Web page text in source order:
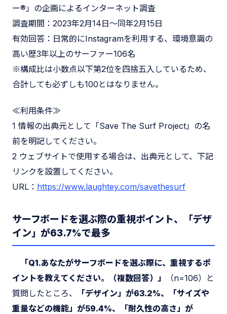
ー®︎」の企画によるインターネット調査
調査期間：2023年2月14日〜同年2月15日
有効回答：日常的にInstagramを利用する、環境意識の
高い歴3年以上のサーファー106名
※構成比は小数点以下第2位を四捨五入しているため、
合計しても必ずしも100とはなりません。
≪利用条件≫
1 情報の出典元として「Save The Surf Project」の名
前を明記してください。
2 ウェブサイトで使用する場合は、出典元として、下記
リンクを設置してください。
URL： https://www.laughtey.com/savethesurf
サーフボードを選ぶ際の重視ポイント、「デザ
イン」が63.7%で最多
「Q1.あなたがサーフボードを選ぶ際に、重視するポ
イントを教えてください。（複数回答）」
（n=106）と
質問したところ、
「デザイン」が63.2%、「サイズや
重量などの機能」が59.4%、「耐久性の高さ」が